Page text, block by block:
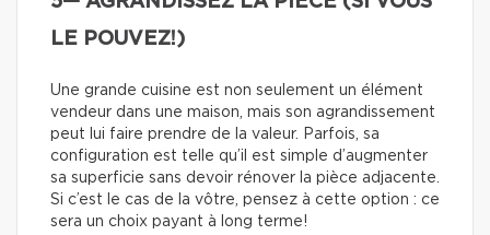
LE POUVEZ!)
Une grande cuisine est non seulement un élément
vendeur dans une maison, mais son agrandissement
peut lui faire prendre de la valeur. Parfois, sa
configuration est telle qu’il est simple d’augmenter
sa superficie sans devoir rénover la pièce adjacente.
Si c’est le cas de la vôtre, pensez à cette option : ce
sera un choix payant à long terme!